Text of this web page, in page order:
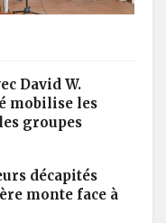
David W.
mobilise les
groupes
décapités
monte face à